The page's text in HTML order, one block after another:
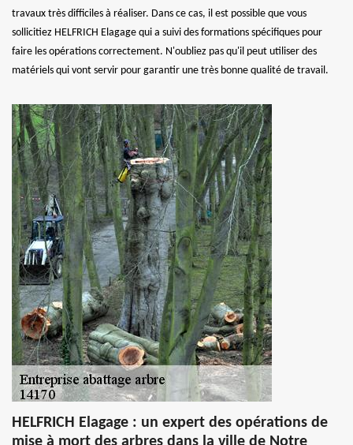
travaux très difficiles à réaliser. Dans ce cas, il est possible que vous
sollicitiez HELFRICH Elagage qui a suivi des formations spécifiques pour
faire les opérations correctement. N'oubliez pas qu'il peut utiliser des
matériels qui vont servir pour garantir une très bonne qualité de travail.
HELFRICH Elagage : un expert des opérations de
mise à mort des arbres dans la ville de Notre